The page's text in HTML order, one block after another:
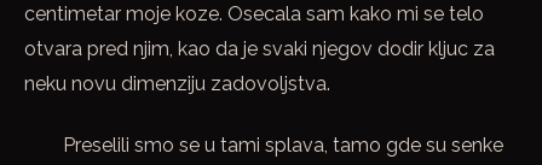
centimetar moje koze. Osecala sam kako mi se telo
otvara pred njim, kao da je svaki njegov dodir kljuc za
neku novu dimenziju zadovoljstva.
Preselili smo se u tami splava, tamo gde su senke